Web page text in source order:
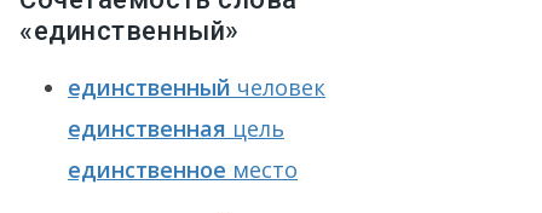
«единственный»
единственный человек
единственная цель
единственное место